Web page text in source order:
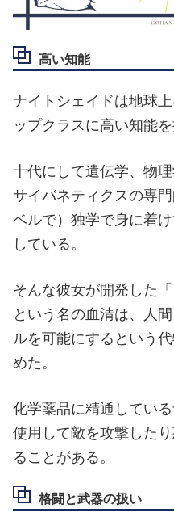
高い知能
ナイトシェイドは地球
ップクラスに高い知能を
十代にして遺伝学、物
サイバネティクスの専
ベルで）独学で身に着
している。
そんな彼女が開発した
という名の血清は、人
ルを可能にするという
めた。
化学薬品に精通してい
使用して敵を攻撃した
ることがある。
格闘と武器の扱い